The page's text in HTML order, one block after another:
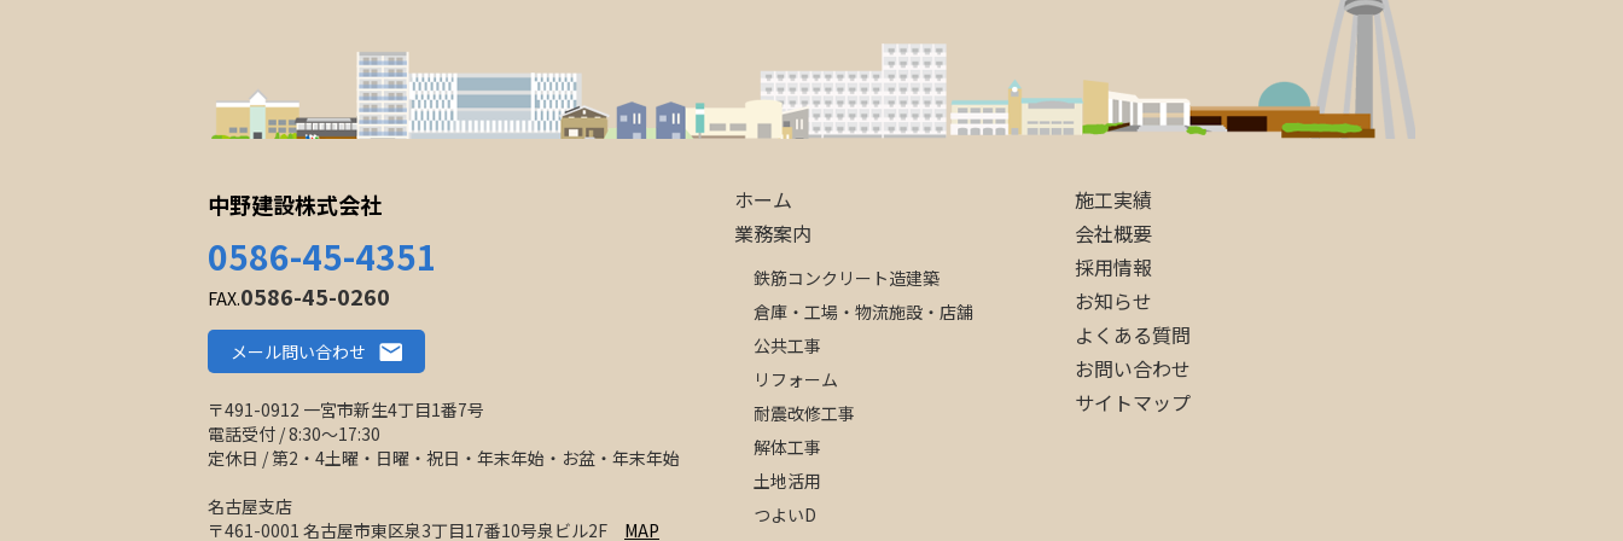
中野建設株式会社
0586-45-4351
FAX.0586-45-0260
メール問い合わせ
〒491-0912 一宮市新生4丁目1番7号
電話受付 / 8:30〜17:30
定休日 / 第2・4土曜・日曜・祝日・年末年始・お盆・年末年始
名古屋支店
〒461-0001 名古屋市東区泉3丁目17番10号泉ビル2F MAP
ホーム
業務案内
鉄筋コンクリート造建築
倉庫・工場・物流施設・店舗
公共工事
リフォーム
耐震改修工事
解体工事
土地活用
つよいD
施工実績
会社概要
採用情報
お知らせ
よくある質問
お問い合わせ
サイトマップ